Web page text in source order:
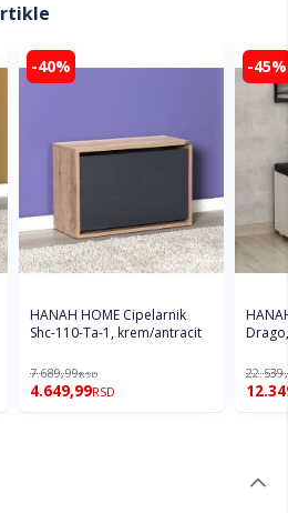
-40%
HANAH HOME Cipelarnik
Shc-110-Ta-1, krem/antracit
7.689,99RSD
4.649,99RSD
-45%